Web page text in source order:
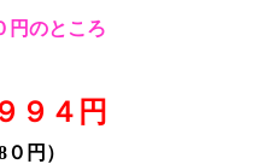
円のところ
９４円
０円）